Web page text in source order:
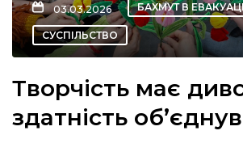
03.03.2026 БАХМУТ В
СУСПІЛЬСТВО
Творчість має
здатність